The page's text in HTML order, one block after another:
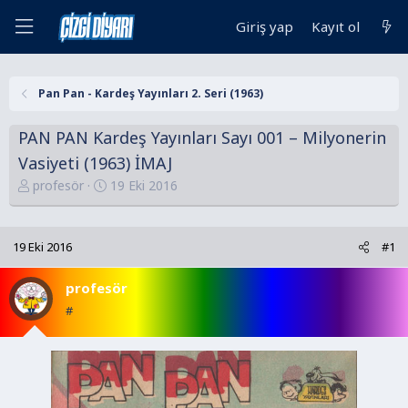
Giriş yap Kayıt ol
Pan Pan - Kardeş Yayınları 2. Seri (1963)
PAN PAN Kardeş Yayınları Sayı 001 – Milyonerin
Vasiyeti (1963) İMAJ
K
o
u
y
u
B
a
profesör
B
a
a
n
t
a
19 Eki 2016
19 Eki 2016 #1
profesör
#